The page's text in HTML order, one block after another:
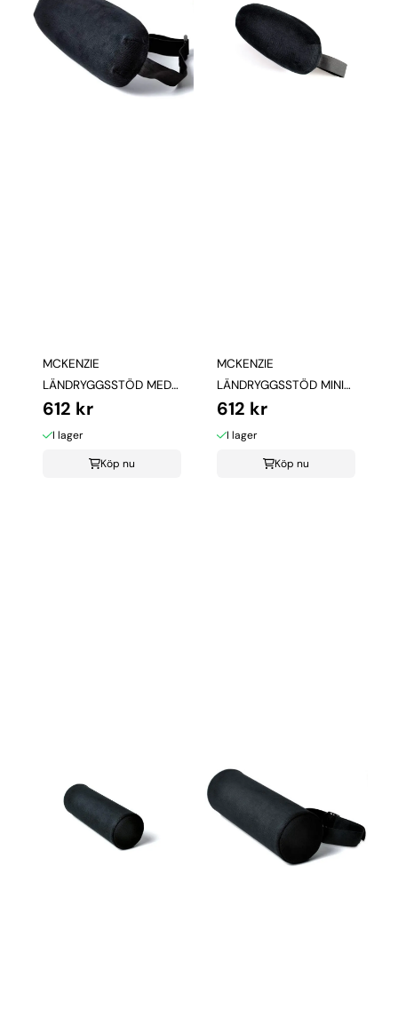
MCKENZIE
LÄNDRYGGSSTÖD MED
FÄSTBAND
612 kr
I lager
Köp nu
MCKENZIE
LÄNDRYGGSSTÖD MINI
MED FÄSTBAND
612 kr
I lager
Köp nu